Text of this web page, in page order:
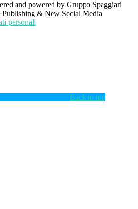
and powered by Gruppo Spaggiari
Publishing & New Social Media
personali
Back to top